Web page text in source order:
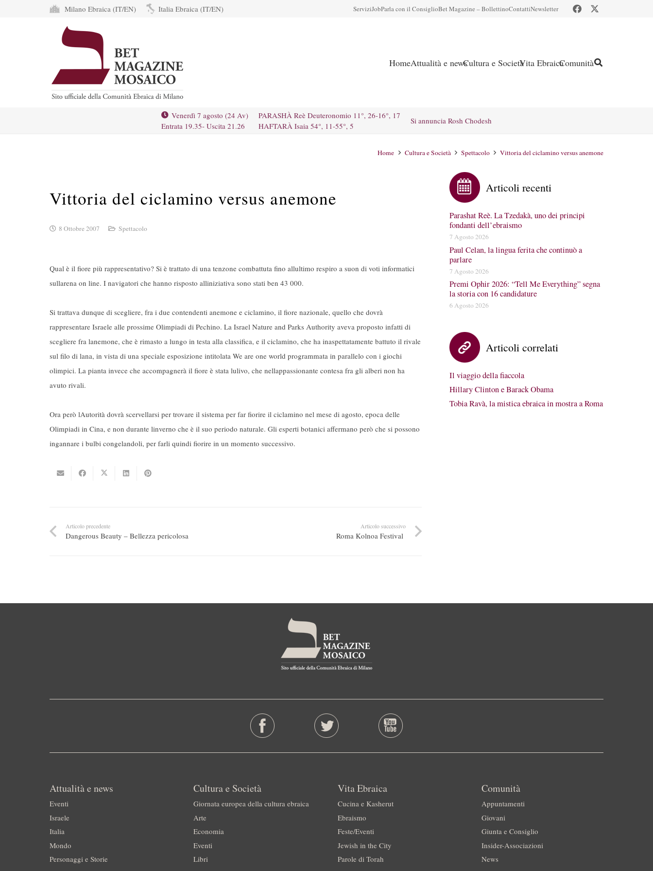
Milano Ebraica (IT/EN) Italia Ebraica (IT/EN) ServiziJobParla con il ConsiglioBet Magazine – BollettinoContattiNewsletter
HomeAttualità e newsCultura e SocietàVita EbraicaComunità
Venerdì 7 agosto (24 Av)
Entrata 19.35- Uscita 21.26
PARASHÀ Reè Deuteronomio 11°, 26-16°, 17
HAFTARÀ Isaia 54°, 11-55°, 5
Si annuncia Rosh Chodesh
Home Cultura e Società Spettacolo Vittoria del ciclamino versus anemone
Vittoria del ciclamino versus anemone
8 Ottobre 2007 Spettacolo
Qual è il fiore più rappresentativo? Si è trattato di una tenzone combattuta fino allultimo respiro a suon di voti informatici
sullarena on line. I navigatori che hanno risposto alliniziativa sono stati ben 43 000.
Si trattava dunque di scegliere, fra i due contendenti anemone e ciclamino, il fiore nazionale, quello che dovrà
rappresentare Israele alle prossime Olimpiadi di Pechino. La Israel Nature and Parks Authority aveva proposto infatti di
scegliere fra lanemone, che è rimasto a lungo in testa alla classifica, e il ciclamino, che ha inaspettatamente battuto il rivale
sul filo di lana, in vista di una speciale esposizione intitolata We are one world programmata in parallelo con i giochi
olimpici. La pianta invece che accompagnerà il fiore è stata lulivo, che nellappassionante contesa fra gli alberi non ha
avuto rivali.
Ora però lAutorità dovrà scervellarsi per trovare il sistema per far fiorire il ciclamino nel mese di agosto, epoca delle
Olimpiadi in Cina, e non durante linverno che è il suo periodo naturale. Gli esperti botanici affermano però che si possono
ingannare i bulbi congelandoli, per farli quindi fiorire in un momento successivo.
Articolo precedente
Dangerous Beauty – Bellezza pericolosa
Articolo successivo
Roma Kolnoa Festival
Articoli recenti
Parashat Reè. La Tzedakà, uno dei principi
fondanti dell’ebraismo
7 Agosto 2026
Paul Celan, la lingua ferita che continuò a
parlare
7 Agosto 2026
Premi Ophir 2026: “Tell Me Everything” segna
la storia con 16 candidature
6 Agosto 2026
Articoli correlati
Il viaggio della fiaccola
Hillary Clinton e Barack Obama
Tobia Ravà, la mistica ebraica in mostra a Roma
Attualità e news
Eventi
Israele
Italia
Mondo
Personaggi e Storie
Cultura e Società
Giornata europea della cultura ebraica
Arte
Economia
Eventi
Libri
Vita Ebraica
Cucina e Kasherut
Ebraismo
Feste/Eventi
Jewish in the City
Parole di Torah
Comunità
Appuntamenti
Giovani
Giunta e Consiglio
Insider-Associazioni
News